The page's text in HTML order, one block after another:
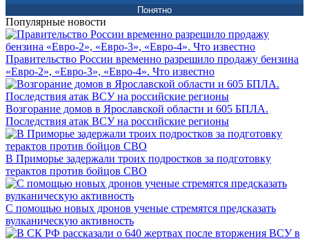
Понятно
Популярные новости
Правительство России временно разрешило продажу бензина
«Евро-2», «Евро-3», «Евро-4». Что известно
Возгорание домов в Ярославской области и 605 БПЛА.
Последствия атак ВСУ на российские регионы
В Приморье задержали троих подростков за подготовку
терактов против бойцов СВО
С помощью новых дронов ученые стремятся предсказать
вулканическую активность